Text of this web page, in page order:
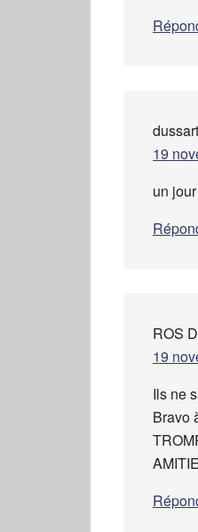
dussart
19
un
ROS
19
Ils ne
Bravo